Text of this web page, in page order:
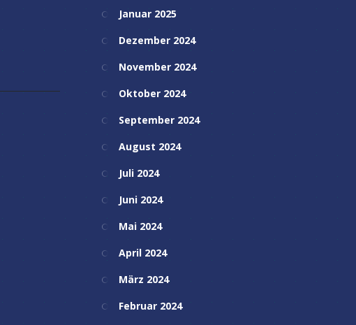
Januar 2025
Dezember 2024
November 2024
Oktober 2024
September 2024
August 2024
Juli 2024
Juni 2024
Mai 2024
April 2024
März 2024
Februar 2024